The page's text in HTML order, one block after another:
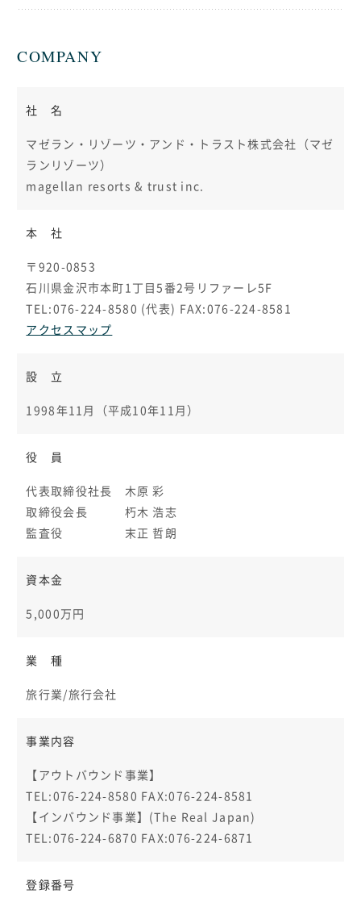
COMPANY
社 名
マゼラン・リゾーツ・アンド・トラスト株式会社（マゼ
ランリゾーツ）
magellan resorts & trust inc.
本 社
〒920-0853
石川県金沢市本町1丁目5番2号リファーレ5F
TEL:076-224-8580 (代表) FAX:076-224-8581
アクセスマップ
設 立
1998年11月（平成10年11月）
役 員
代表取締役社長 木原 彩
取締役会長 朽木 浩志
監査役 末正 哲朗
資本金
5,000万円
業 種
旅行業/旅行会社
事業内容
【アウトバウンド事業】
TEL:076-224-8580 FAX:076-224-8581
【インバウンド事業】(The Real Japan)
TEL:076-224-6870 FAX:076-224-6871
登録番号